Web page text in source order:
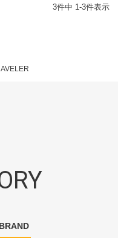
3件中 1-3件表示
BRAND